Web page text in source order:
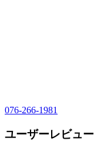
076-266-1981
ユーザーレビュー